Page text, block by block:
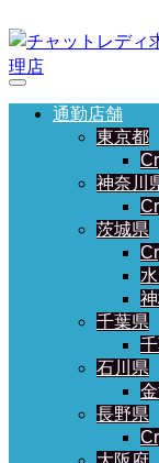
通勤店舗
東京都
神奈川
茨城県
千葉県
石川県
長野県